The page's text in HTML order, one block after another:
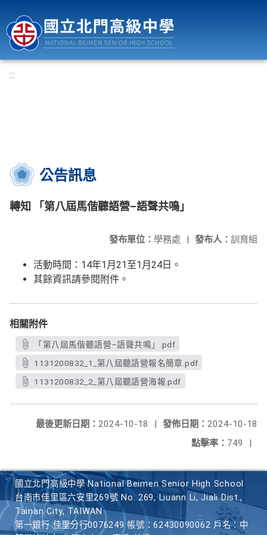
:::
公告訊息
轉知 「第八屆馬偕聽語營–語聲共鳴」
發布人： 訓育組
發布單位： 學務處 |
活動時間：14年1月21至1月24日。
其餘資訊請參閱附件。
相關附件
「第八屆馬偕聽語營–語聲共鳴」.pdf
1131200832_1_第八屆聽語營報名簡章.pdf
1131200832_2_第八屆聽語營海報.pdf
發佈日期： 2024-10-18
最後更新日期： 2024-10-18
|
點擊率： 749 |
國立北門高級中學 National Beimen Senior High School
台南市佳里區六安里269號 No. 269, Liuann Li, Jiali Dist.,
Tainan City, TAIWAN
第一銀行 佳里分行0076249 帳號：62430090062 戶名：中